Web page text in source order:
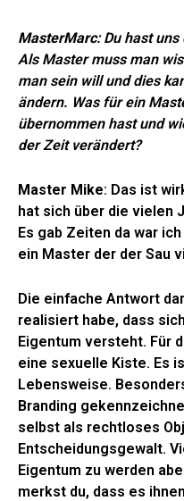
MasterMarc: Du hast
Als Master muss man
man sein will und dies
ändern. Was für ein
übernommen hast und
der Zeit verändert?
Master Mike: Das ist
hat sich über die vielen
Es gab Zeiten da war
ein Master der der Sau
Die einfache Antwort
realisiert habe, dass
Eigentum versteht. Für
eine sexuelle Kiste. Es
Lebensweise.
Branding
selbst als rechtloses
Entscheidungsgewalt.
Eigentum zu werden
merkst du, dass es